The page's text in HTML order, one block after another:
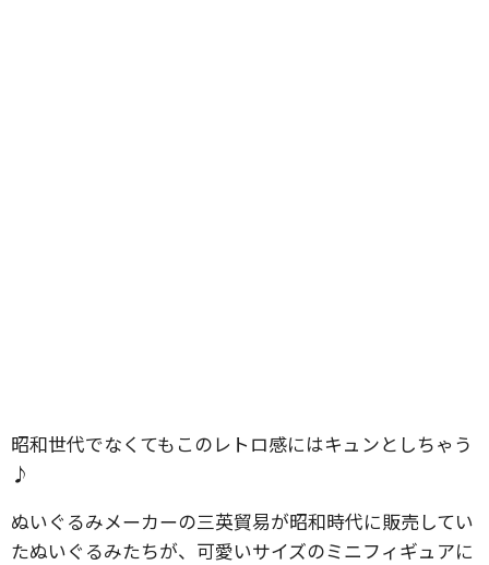
昭和世代でなくてもこのレトロ感にはキュンとしちゃう
♪
ぬいぐるみメーカーの三英貿易が昭和時代に販売してい
たぬいぐるみたちが、可愛いサイズのミニフィギュアに